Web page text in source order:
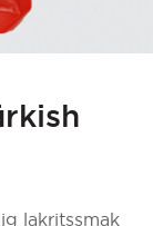
lakritssmak